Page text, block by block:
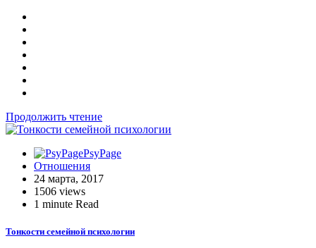
Продолжить чтение
PsyPage
Отношения
24 марта, 2017
1506 views
1 minute Read
Тонкости семейной психологии